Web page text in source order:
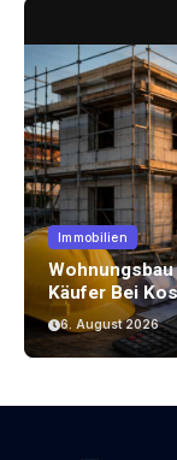
Immobilien
Käufer Bei
Achten Sollten
6. August 2026